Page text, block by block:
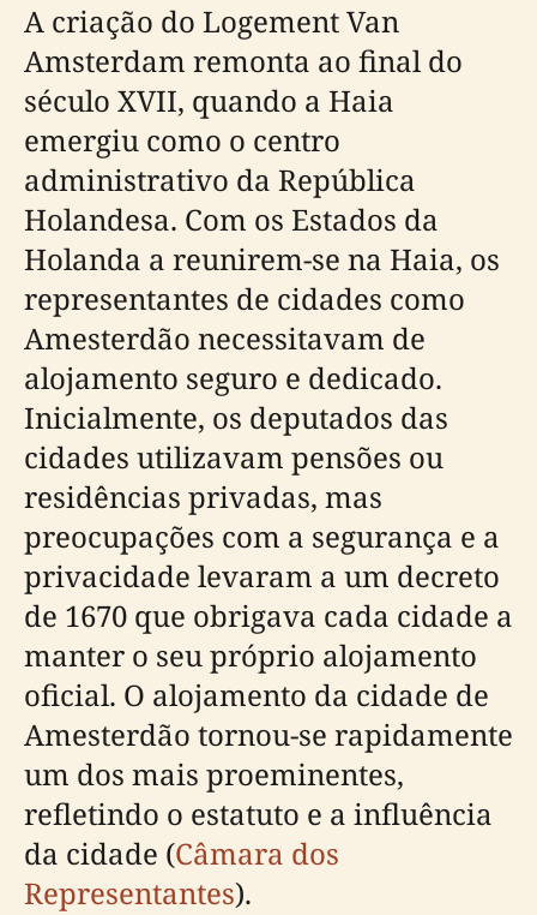
A criação do Logement Van
Amsterdam remonta ao final do
século XVII, quando a Haia
emergiu como o centro
administrativo da República
Holandesa. Com os Estados da
Holanda a reunirem-se na Haia, os
representantes de cidades como
Amesterdão necessitavam de
alojamento seguro e dedicado.
Inicialmente, os deputados das
cidades utilizavam pensões ou
residências privadas, mas
preocupações com a segurança e a
privacidade levaram a um decreto
de 1670 que obrigava cada cidade a
manter o seu próprio alojamento
oficial. O alojamento da cidade de
Amesterdão tornou-se rapidamente
um dos mais proeminentes,
refletindo o estatuto e a influência
da cidade (Câmara dos
Representantes).